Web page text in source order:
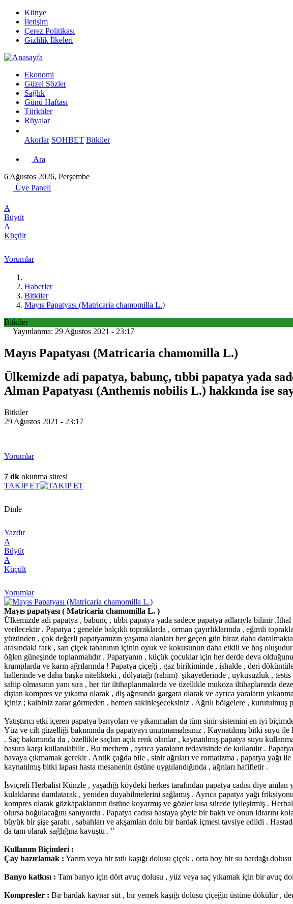
Künye
İletişim
Çerez Politikası
Gizlilik İlkeleri
Ekonomi
Güzel Sözler
Sağlık
Günü Haftası
Türküler
Rüyalar
Akorlar SOHBET Bitkiler
Ara
6 Ağustos 2026, Perşembe
Üye Paneli
A
Büyüt
A
Küçült
Yorumlar
Haberler
Bitkiler
Mayıs Papatyası (Matricaria chamomilla L.)
Bitkiler
Yayınlanma: 29 Ağustos 2021 - 23:17
Mayıs Papatyası (Matricaria chamomilla L.)
Ülkemizde adi papatya, babunç, tıbbi papatya yada
Alman Papatyası (Anthemis nobilis L.) hakkında ise
Bitkiler
29 Ağustos 2021 - 23:17
Yorumlar
7 dk okunma süresi
TAKİP ET
Dinle
Yazdır
A
Büyüt
A
Küçült
Yorumlar
Mayıs papatyası ( Matricaria chamomilla L. )
Ülkemizde adi papatya , babunç , tıbbi papatya yada sadece papatya adlarıyla bilinir
verilecektir . Papatya ; genelde balçıklı topraklarda , orman çayırlıklarında , eğimli
yüzünden , çok değerli papatyamızın yaşama alanları her geçen gün biraz daha
arasındaki fark , sarı çiçek tabanının içinin oyuk ve kokusunun daha etkili ve hoş
öğlen güneşinde toplanmalıdır . Papatyanın , küçük çocuklar için her derde deva
kramplarda ve karın ağrılarında ! Papatya çiçeği , gaz birikiminde , ishalde , deri
hallerinde ve daha başka nitelikteki , dölyatağı (rahim) şikayetlerinde , uykusuzluk ,
sahip olmasının yanı sıra , her tür iltihaplanmalarda ve özellikle mukoza iltihaplarında
dıştan kompres ve yıkama olarak , diş ağrısında gargara olarak ve ayrıca yaraların
içiniz ; kalbiniz zarar görmeden , hemen sakinleşeceksiniz . Ağrılı bölgelere ,
Yatıştırıcı etki içeren papatya banyoları ve yıkanmaları da tüm sinir sistemini en iyi
Yüz ve cilt güzelliği bakımında da papatyayı unutmamalısınız . Kaynatılmış bitki suyu
. Saç bakımında da , özellikle saçları açık renk olanlar , kaynatılmış papatya suyu
basura karşı kullanılabilir . Bu merhem , ayrıca yaraların tedavisinde de kullanılır .
havaya çıkmamak gerekir . Antik çağda bile , sinir ağrıları ve romatizma , papatya yağı
kaynatılmış bitki lapası hasta mesanenin üstüne uygulandığında , ağrıları hafifletir .
İsviçreli Herbalist Künzle , yaşadığı köydeki herkes tarafından papatya cadısı diye
kulaklarına damlatarak , yeniden duyabilmelerini sağlamış . Ayrıca papatya yağı
kompres olarak gözkapaklarının üstüne koyarmış ve gözler kısa sürede iyileşirmiş .
olursa boğulacağını sanıyordu . Papatya cadısı hastaya şöyle bir baktı ve onun
büyük bir şişe şarabı , sabahları ve akşamları dolu bir bardak içmesi tavsiye edildi .
da tam olarak sağlığına kavuştu . "
Kullanım Biçimleri :
Çay hazırlamak : Yarım veya bir tatlı kaşığı dolusu çiçek , orta boy bir su bardağı
Banyo katkısı : Tam banyo için dört avuç dolusu , yüz veya saç yıkamak için bir avuç
Kompresler : Bir bardak kaynar süt , bir yemek kaşığı dolusu çiçeğin üstüne dökülür ,